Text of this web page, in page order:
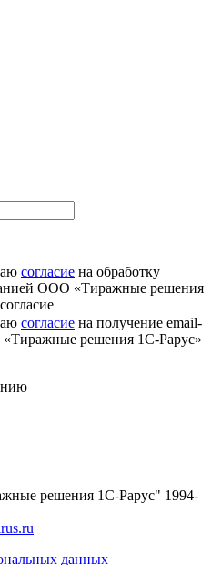
согласие на обработку
ООО «Тиражные решения
согласие на получение email-
решения 1С-Рарус»
решения 1С-Рарус" 1994-
данных